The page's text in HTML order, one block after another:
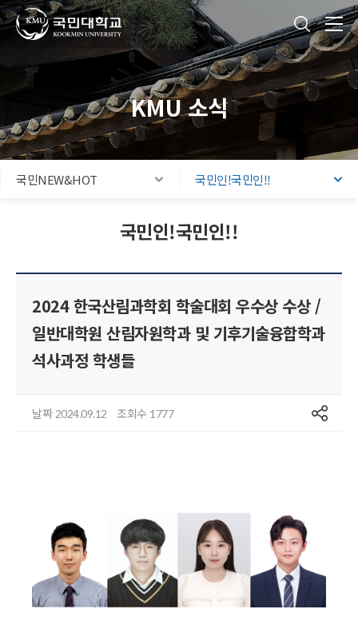
주메뉴 바로가기
본문내용 바로가기
푸터 바로가기
국민대학교
KMU 소식
국민NEW&HOT 국민인!국민인!!
국민인!국민인!!
2024 한국산림과학회 학술대회 우수상 수상 /
일반대학원 산림자원학과 및 기후기술융합학과
석사과정 학생들
날짜 2024.09.12 조회수 1777 공유